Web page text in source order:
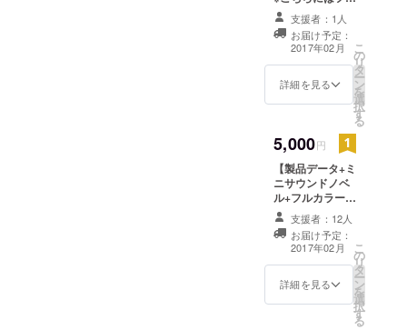
しです。 ・フル
カラーCG集
「金のために鐘
は鳴る」の立ち
絵を含めた全Ｃ
ＧをPDFでご覧
いただける画集
です。１００枚
スチルと、立ち
絵が全て見られ
ます。こちらの
プランには描き
下ろしCGが加わ
ります！
ボイス製品版が
含まれておりま
せん。オプショ
ンとしてご利用
ください。 酒場
組（サム、ベ
ター）のそれぞ
れの日常の様子
を音声データで
お届けします。
支援者：1人
お届け予定：
2017年02月
詳細を見る
こ
の
リ
タ
ー
ン
を
選
択
す
る
5,000円
【製品データ+ミ
ニサウンドノベ
ル+フルカラー
CG集+全短編集
+録り下ろしシス
テムボイス】 ・
ミニサウンドノ
ベル 「マリア
の一日」ではな
支援者：12人
お届け予定：
2017年02月
詳細を見る
こ
の
リ
タ
ー
ン
を
選
択
す
る